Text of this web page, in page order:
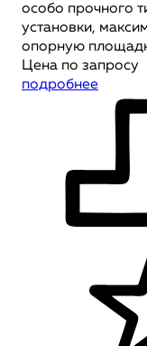
особо прочного
установки,
опорную
Цена по запросу
подробнее